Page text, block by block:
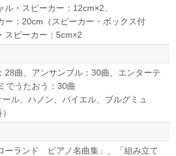
・スピーカー：12cm×2、
ー：20cm（スピーカー・ボックス付
スピーカー：5cm×2
28曲、アンサンブル：30曲、エンターテ
でうたおう：30曲
ル、ハノン、バイエル、ブルグミュ
ーランド ピアノ名曲集」、「組み立て